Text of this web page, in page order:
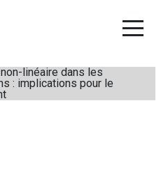
linéaire dans les
: implications pour le